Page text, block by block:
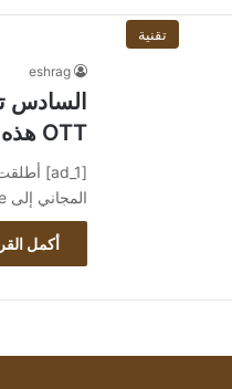
تقنية
eshrag
OTT هذه
المجاني إلى Amazon Prime…
أكمل